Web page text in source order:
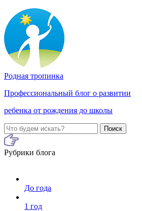
Родная тропинка
Профессиональный блог о развитии
ребенка от рождения до школы
Поиск
Рубрики блога
До года
1 год